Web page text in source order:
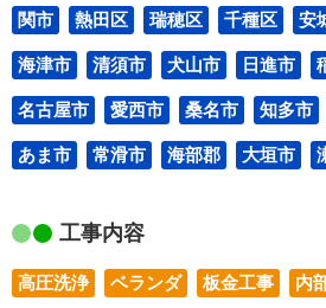
関市 熱田区 瑞穂区 千種区 安
海津市 清須市 犬山市 日進市
名古屋市 愛西市 桑名市 知多市
あま市 常滑市 海部郡 大垣市
工事内容
高圧洗浄 ベランダ 板金工事 内